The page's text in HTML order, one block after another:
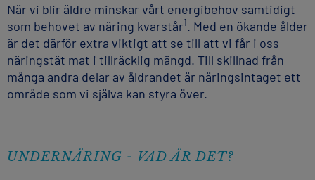
När vi blir äldre minskar vårt energibehov samtidigt
som behovet av näring kvarstår1. Med en ökande ålder
är det därför extra viktigt att se till att vi får i oss
näringstät mat i tillräcklig mängd. Till skillnad från
många andra delar av åldrandet är näringsintaget ett
område som vi själva kan styra över.
UNDERNÄRING - VAD ÄR DET?